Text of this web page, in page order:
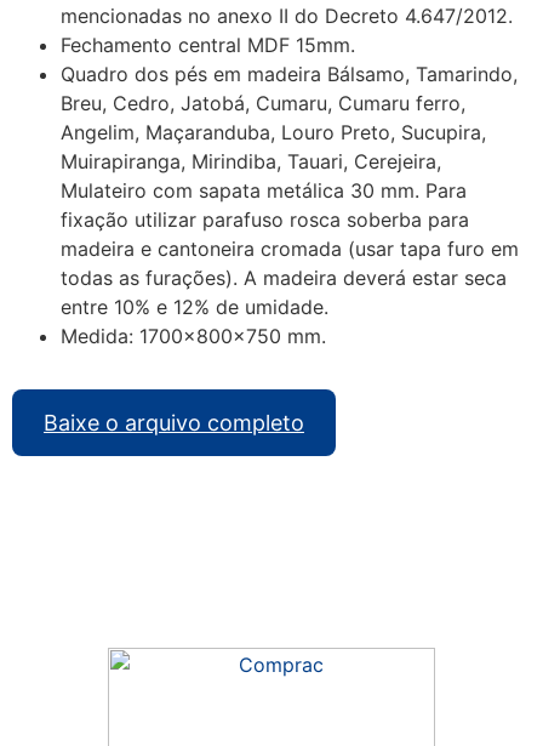
mencionadas no anexo II do Decreto 4.647/2012.
Fechamento central MDF 15mm.
Quadro dos pés em madeira Bálsamo, Tamarindo,
Breu, Cedro, Jatobá, Cumaru, Cumaru ferro,
Angelim, Maçaranduba, Louro Preto, Sucupira,
Muirapiranga, Mirindiba, Tauari, Cerejeira,
Mulateiro com sapata metálica 30 mm. Para
fixação utilizar parafuso rosca soberba para
madeira e cantoneira cromada (usar tapa furo em
todas as furações). A madeira deverá estar seca
entre 10% e 12% de umidade.
Medida: 1700x800x750 mm.
Baixe o arquivo completo